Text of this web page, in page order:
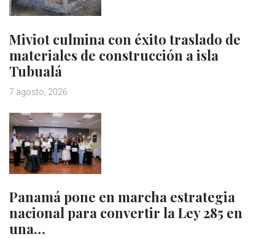
Miviot culmina con éxito traslado de
materiales de construcción a isla
Tubualá
7 agosto, 2026
Panamá pone en marcha estrategia
nacional para convertir la Ley 285 en
una…